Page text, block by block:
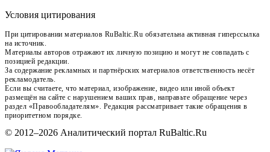
Условия цитирования
При цитировании материалов RuBaltic.Ru обязательна активная гиперссылка
на источник.
Материалы авторов отражают их личную позицию и могут не совпадать с
позицией редакции.
За содержание рекламных и партнёрских материалов ответственность несёт
рекламодатель.
Если вы считаете, что материал, изображение, видео или иной объект
размещён на сайте с нарушением ваших прав, направьте обращение через
раздел «Правообладателям». Редакция рассматривает такие обращения в
приоритетном порядке.
© 2012–2026 Аналитический портал RuBaltic.Ru